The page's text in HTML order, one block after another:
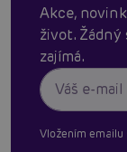
Akce,
život.
zajímá.
Vložením